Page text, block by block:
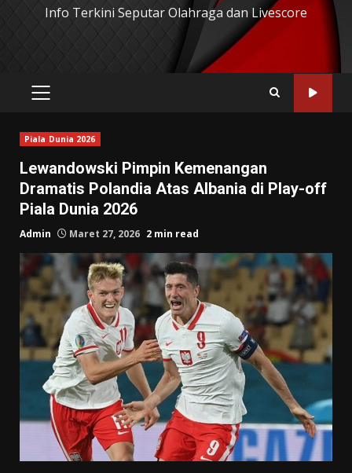
Info Terkini Seputar Olahraga dan Livescore
PRIMARY
Piala Dunia 2026
Lewandowski Pimpin Kemenangan
Dramatis Polandia Atas Albania di Play-off
Piala Dunia 2026
Admin Maret 27, 2026 2 min read